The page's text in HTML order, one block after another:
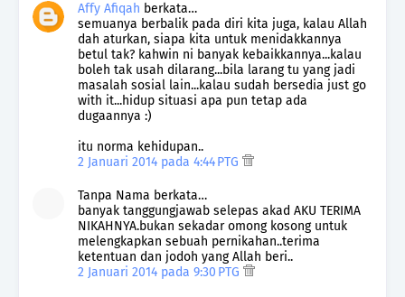
Affy Afiqah berkata…
semuanya berbalik pada diri kita juga, kalau Allah
dah aturkan, siapa kita untuk menidakkannya
betul tak? kahwin ni banyak kebaikkannya...kalau
boleh tak usah dilarang...bila larang tu yang jadi
masalah sosial lain...kalau sudah bersedia just go
with it...hidup situasi apa pun tetap ada
dugaannya :)
itu norma kehidupan..
2 Januari 2014 pada 4:44 PTG
Tanpa Nama berkata…
banyak tanggungjawab selepas akad AKU TERIMA
NIKAHNYA.bukan sekadar omong kosong untuk
melengkapkan sebuah pernikahan..terima
ketentuan dan jodoh yang Allah beri..
2 Januari 2014 pada 9:30 PTG